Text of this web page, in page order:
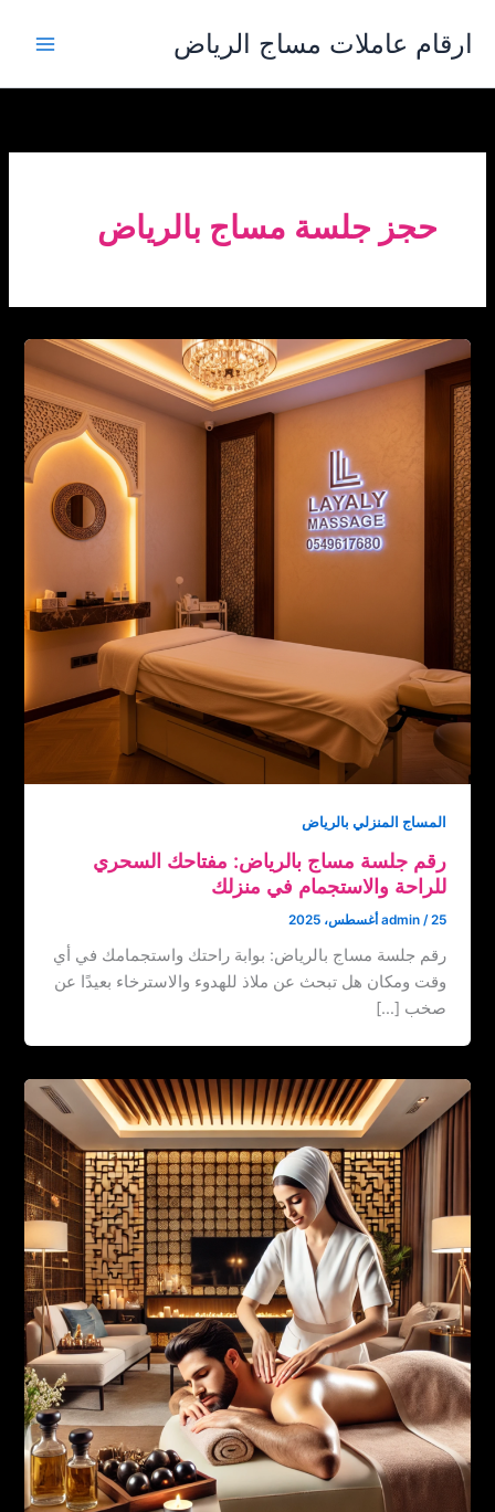
المحتوى
ارقام عاملات مساج الرياض
حجز جلسة مساج بالرياض
المساج المنزلي بالرياض
رقم جلسة مساج بالرياض: مفتاحك السحري
للراحة والاستجمام في منزلك
admin /25 أغسطس، 2025
رقم جلسة مساج بالرياض: بوابة راحتك واستجمامك في أي
وقت ومكان هل تبحث عن ملاذ للهدوء والاسترخاء بعيدًا عن
صخب […]